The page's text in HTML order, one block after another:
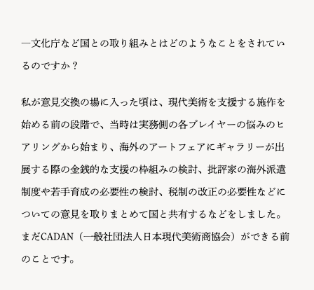
―文化庁など国との取り組みとはどのようなことをされてい
るのですか？
私が意見交換の場に入った頃は、現代美術を支援する施作を
始める前の段階で、当時は実務側の各プレイヤーの悩みのヒ
アリングから始まり、海外のアートフェアにギャラリーが出
展する際の金銭的な支援の枠組みの検討、批評家の海外派遣
制度や若手育成の必要性の検討、税制の改正の必要性などに
ついての意見を取りまとめて国と共有するなどをしました。
まだCADAN（一般社団法人日本現代美術商協会）ができる前
のことです。